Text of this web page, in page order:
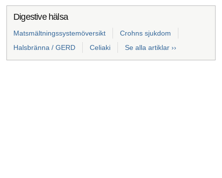
Digestive hälsa
Matsmältningssystemöversikt
Crohns sjukdom
Halsbränna / GERD
Celiaki Se alla artiklar ››